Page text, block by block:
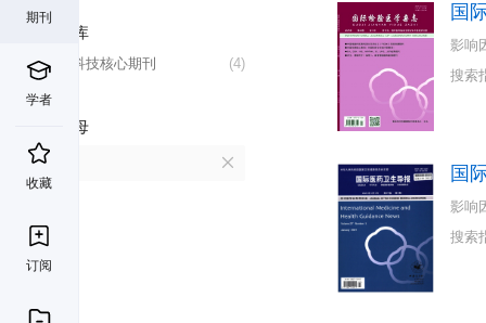
期刊
学者
收藏
订阅
数据库
(4)
中国科技核心期刊
首字母
国
影响
搜索
国
影响
搜索